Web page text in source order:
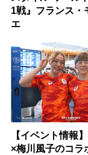
1戦』フランス・
エ
【イベント情報
×梅川風子のコラ